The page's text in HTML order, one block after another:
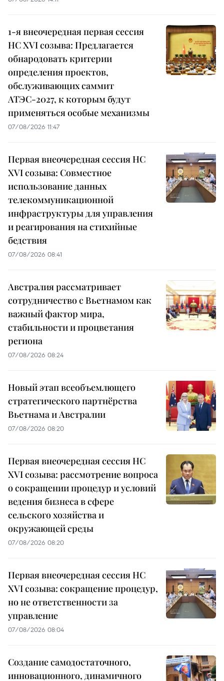
1-я внеочередная первая сессия
НС XVI созыва: Предлагается
обнародовать критерии
определения проектов,
обслуживающих саммит
АТЭС-2027, к которым будут
применяться особые механизмы
07/08/2026 11:47
Первая внеочередная сессия НС
XVI созыва: Совместное
использование данных
телекоммуникационной
инфраструктуры для управления
и реагирования на стихийные
бедствия
07/08/2026 08:41
Австралия рассматривает
сотрудничество с Вьетнамом как
важный фактор мира,
стабильности и процветания
региона
07/08/2026 08:24
Новый этап всеобъемлющего
стратегического партнёрства
Вьетнама и Австралии
07/08/2026 08:20
Первая внеочередная сессия НС
XVI созыва: рассмотрение вопроса
о сокращении процедур и условий
ведения бизнеса в сфере
сельского хозяйства и
окружающей среды
07/08/2026 08:20
Первая внеочередная сессия НС
XVI созыва: сокращение процедур,
но не ответственности за
управление
07/08/2026 08:04
Создание самодостаточного,
инновационного, динамичного